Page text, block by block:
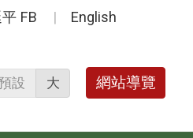
FB English
設 大 網站導覽